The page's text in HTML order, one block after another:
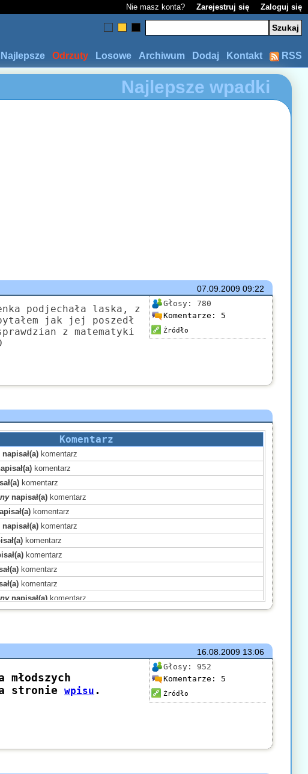
Nie masz konta? Zarejestruj się Zaloguj się
RSS
Kontakt
Dodaj
Archiwum
Losowe
Odrzuty
Najlepsze
Najlepsze wpadki
07.09.200909:22
Głosy: 780
Komentarze: 5
Źródło
podjechała laska, z
jak jej poszedł
z matematyki
Komentarz
napisał(a) komentarz
komentarz
komentarz
napisał(a) komentarz
komentarz
napisał(a) komentarz
komentarz
komentarz
komentarz
komentarz
napisał(a) komentarz
komentarz
napisał(a)komentarz
komentarz
napisał(a) komentarz
16.08.200913:06
Głosy: 952
Komentarze: 5
Źródło